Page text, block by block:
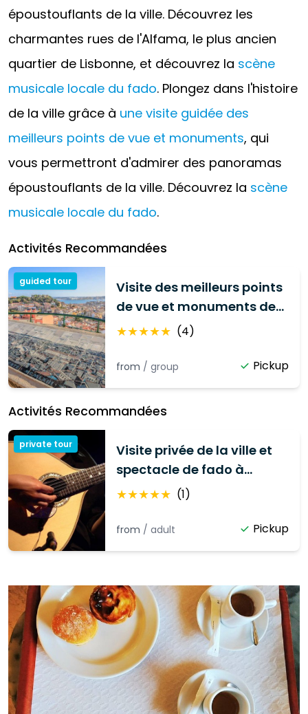
époustouflants de la ville. Découvrez les
charmantes rues de l'Alfama, le plus ancien
quartier de Lisbonne, et découvrez la scène
musicale locale du fado. Plongez dans l'histoire
de la ville grâce à une visite guidée des
meilleurs points de vue et monuments, qui
vous permettront d'admirer des panoramas
époustouflants de la ville. Découvrez la scène
musicale locale du fado.
Activités Recommandées
guided tour
Visite des meilleurs points
de vue et monuments de
Lisbonne
★★★★★ (4)
from /group Pickup
Activités Recommandées
private tour
Visite privée de la ville et
spectacle de fado à
Lisbonne
★★★★★ (1)
from /adult Pickup